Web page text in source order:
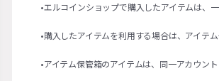
•エルコインショップで購入したアイテムは、
•購入したアイテムを利用する場合は、アイテ
•アイテム保管箱のアイテムは、同一アカウン